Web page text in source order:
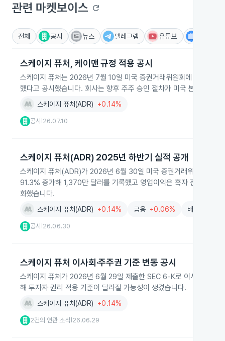
관련 마켓보이스 refresh
전체 공시 뉴스 텔레그램 유튜브
스케이지 퓨처, 케이맨 규정 적용 공시
스케이지 퓨처는 2026년 7월 10일 미국 증권거래위원회에 제출한
했다고 공시했습니다. 회사는 향후 주주 승인 절차가 미국 본토 상장
스케이지 퓨처(ADR) +0.14%
공시 26.07.10
스케이지 퓨처(ADR) 2025년 하반기 실적 공개
스케이지 퓨처(ADR)가 2026년 6월 30일 미국 증권거래위원회에
91.3% 증가해 1,370만 달러를 기록했고 영업이익은 흑자 전환했으
화했습니다.
스케이지 퓨처(ADR) +0.14% 금융 +0.06% 배터리
공시 26.06.30
스케이지 퓨처 이사회·주주권 기준 변동 공시
스케이지 퓨처가 2026년 6월 29일 제출한 SEC 6‑K로 이사회와 감
해 투자자 권리 적용 기준이 달라질 가능성이 생겼습니다.
스케이지 퓨처(ADR) +0.14%
2건의 연관 소식 26.06.29